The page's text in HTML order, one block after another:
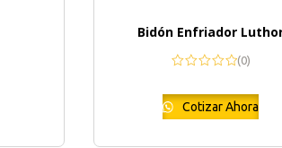
Bidón Enfriador
(0)
Cotizar Ahora